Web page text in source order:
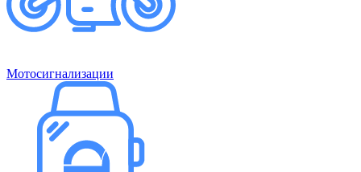
Мотосигнализации